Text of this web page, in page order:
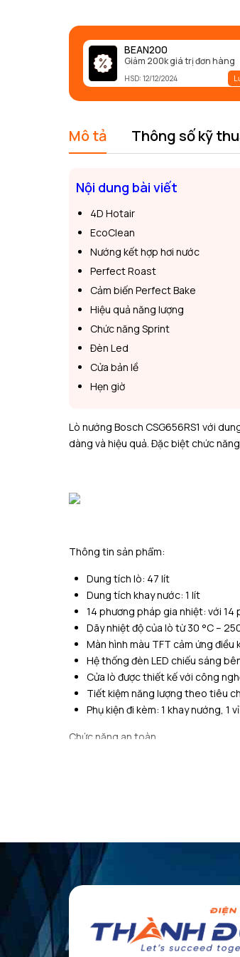
BEAN200
Giảm 200k giá trị đơn hàng
HSD: 12/12/2024
Mô tả Thông số kỹ
Nội dung bài viết
4D Hotair
EcoClean
Nướng kết hợp hơi nước
Perfect Roast
Cảm biến Perfect Bake
Hiệu quả năng lượng
Chức năng Sprint
Đèn Led
Cửa bản lề
Hẹn giờ
Lò nướng Bosch CSG656RS1 với
dàng và hiệu quả. Đặc biệt chức
Thông tin sản phẩm:
Dung tích lò: 47 lít
Dung tích khay nước: 1 lít
14 phương pháp gia nhiệt: với
Dãy nhiệt độ của lò từ 30 °C –
Màn hình màu TFT cảm ứng điều
Hệ thống đèn LED chiếu sáng
Cửa lò được thiết kế với công
Tiết kiệm năng lượng theo tiêu
Phụ kiện đi kèm: 1 khay nướng, 1
Chức năng an toàn
Tổng công suất: 3.3 kW
Kích thước hộc tủ:450 – 455C x
ĐẶC ĐIỂM NỔI BẬT